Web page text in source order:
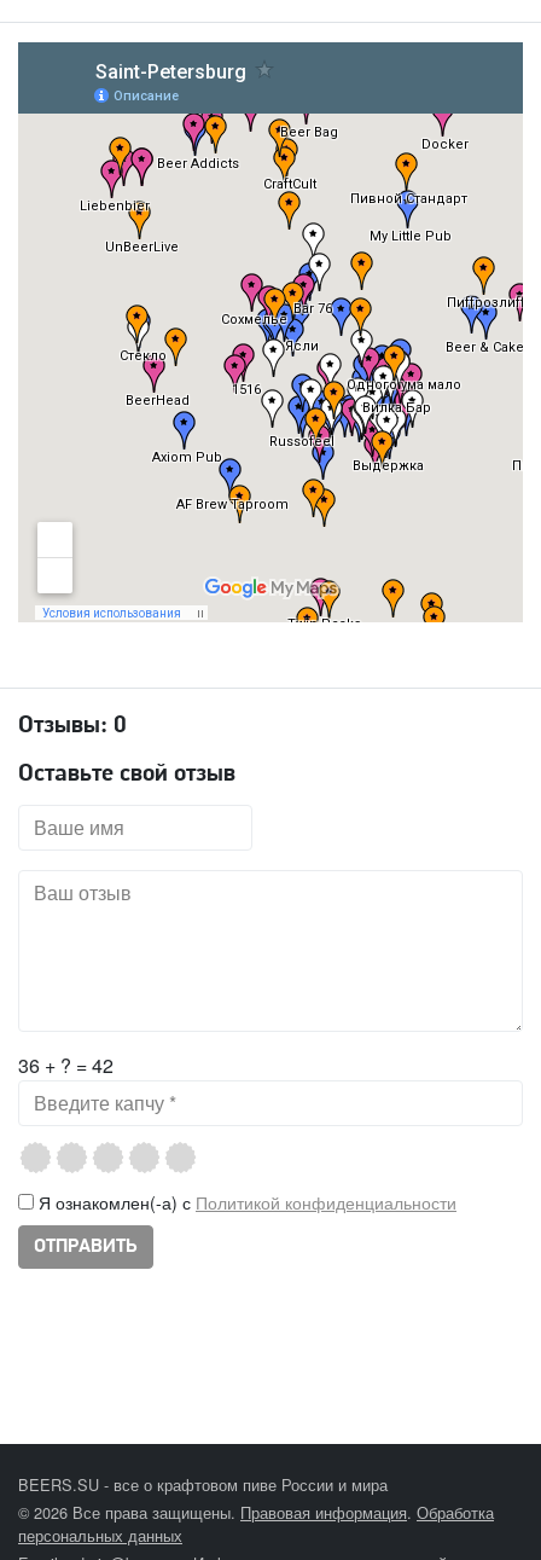
Отзывы: 0
Оставьте свой отзыв
36 + ? = 42
Я ознакомлен(-а) с Политикой конфиденциальности
BEERS.SU - все о крафтовом пиве России и мира
© 2026 Все права защищены. Правовая информация. Обработка
персональных данных